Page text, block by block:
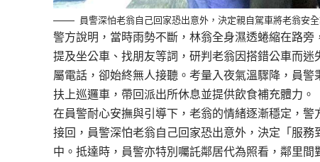
員警深怕老翁自己回家恐出意外，決定親自駕車將老翁安
警方說明，當時雨勢不斷，林翁全身濕透蜷縮在路
提及坐公車、找朋友等詞，研判老翁因搭錯公車而
屬電話，卻始終無人接聽。考量入夜氣溫驟降，員
扶上巡邏車，帶回派出所休息並提供飲食補充體力。
在員警耐心安撫與引導下，老翁的情緒逐漸穩定，
接回，員警深怕老翁自己回家恐出意外，決定「服
中。抵達時，員警亦特別囑託鄰居代為照看，鄰里